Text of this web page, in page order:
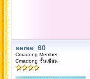
seree_60
Cmadong Member
Cmadong ชั้นเซียน